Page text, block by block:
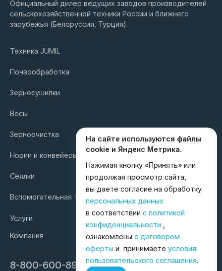
Официальный дилер ведущих заводов производителей
сельскохозяйственной техники России и ближнего
зарубежья (Белоруссия, Турция).
Техника JUMIL
Почвообработка
Зерносушилки
Весы
Зерноочистка
Нории и конвейеры
Сеялки
Вспомогательная техника
Услуги
Компания
8-800-600-8998
На сайте используются файлы
cookie и Яндекс Метрика.
Нажимая кнопку «Принять» или
продолжая просмотр сайта,
вы даете согласие на обработку
персональных данных
в соответствии с политикой
конфиденциальности
ознакомлены с договором
оферты и принимаете условия
пользовательского соглашения.